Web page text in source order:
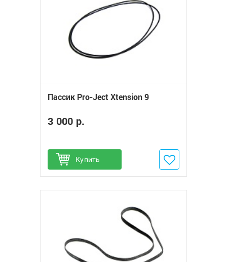
Пассик Pro-Ject Xtension 9
3 000 р.
Купить
Добавить в избранное